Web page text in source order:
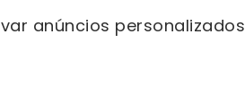
anúncios